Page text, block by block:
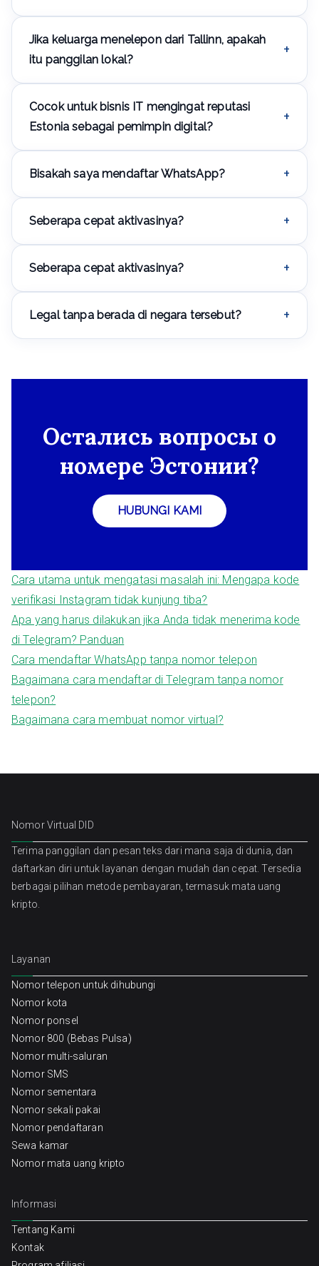
Jika keluarga menelepon dari Tallinn, apakah
itu panggilan lokal?
Cocok untuk bisnis IT mengingat reputasi
Estonia sebagai pemimpin digital?
Bisakah saya mendaftar WhatsApp?
Seberapa cepat aktivasinya?
Seberapa cepat aktivasinya?
Legal tanpa berada di negara tersebut?
Остались вопросы о
номере Эстонии?
HUBUNGI KAMI
Cara utama untuk mengatasi masalah ini: Mengapa kode
verifikasi Instagram tidak kunjung tiba?
Apa yang harus dilakukan jika Anda tidak menerima kode
di Telegram? Panduan
Cara mendaftar WhatsApp tanpa nomor telepon
Bagaimana cara mendaftar di Telegram tanpa nomor
telepon?
Bagaimana cara membuat nomor virtual?
Nomor Virtual DID
Terima panggilan dan pesan teks dari mana saja di dunia, dan
daftarkan diri untuk layanan dengan mudah dan cepat. Tersedia
berbagai pilihan metode pembayaran, termasuk mata uang
kripto.
Layanan
Nomor telepon untuk dihubungi
Nomor kota
Nomor ponsel
Nomor 800 (Bebas Pulsa)
Nomor multi-saluran
Nomor SMS
Nomor sementara
Nomor sekali pakai
Nomor pendaftaran
Sewa kamar
Nomor mata uang kripto
Informasi
Tentang Kami
Kontak